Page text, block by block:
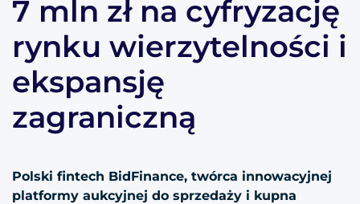
7 mln zł na cyfryzację
rynku wierzytelności i
ekspansję
zagraniczną
Polski fintech BidFinance, twórca innowacyjnej
platformy aukcyjnej do sprzedaży i kupna